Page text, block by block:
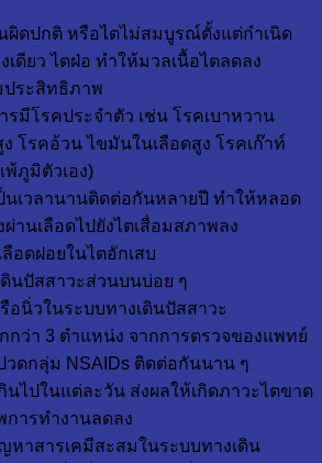
ผิดปกติ หรือไตไม่สมบูรณ์ตั้งแต่กำเนิด
เดียว ไตฝ่อ ทำให้มวลเนื้อไตลดลง
ประสิทธิภาพ
รมีโรคประจำตัว เช่น โรคเบาหวาน
โรคอ้วน ไขมันในเลือดสูง โรคเก๊าท์
พ้ภูมิตัวเอง)
นเวลานานติดต่อกันหลายปี ทำให้หลอด
านเลือดไปยังไตเสื่อมสภาพลง
อดฝอยในไตอักเสบ
ดินปัสสาวะส่วนบนบ่อย ๆ
อนิ่วในระบบทางเดินปัสสาวะ
กว่า 3 ตำแหน่ง จากการตรวจของแพทย์
วดกลุ่ม NSAIDs ติดต่อกันนาน ๆ
นไปในแต่ละวัน ส่งผลให้เกิดภาวะไตขาด
ารทำงานลดลง
หาสารเคมีสะสมในระบบทางเดิน